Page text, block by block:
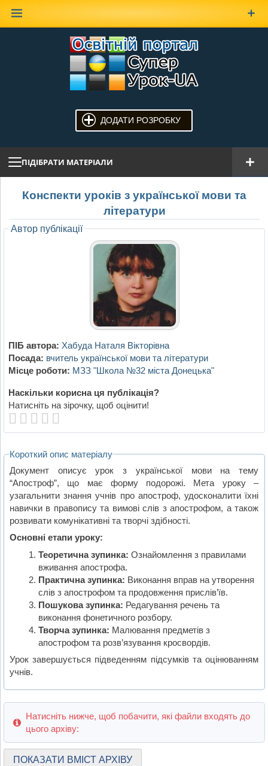
ДОДАТИ РОЗРОБКУ
ПІДІБРАТИ МАТЕРІАЛИ
Конспекти уроків з української мови та
літератури
Автор публікації
ПІБ автора: Хабуда Наталя Вікторівна
Посада: вчитель української мови та літератури
Місце роботи: МЗЗ "Школа №32 міста Донецька"
Наскільки корисна ця публікація?
Натисніть на зірочку, щоб оцінити!
Короткий опис матеріалу
Документ описує урок з української мови на тему
“Апостроф”, що має форму подорожі. Мета уроку –
узагальнити знання учнів про апостроф, удосконалити їхні
навички в правопису та вимові слів з апострофом, а також
розвивати комунікативні та творчі здібності.
Основні етапи уроку:
Теоретична зупинка: Ознайомлення з правилами
вживання апострофа.
Практична зупинка: Виконання вправ на утворення
слів з апострофом та продовження прислів’їв.
Пошукова зупинка: Редагування речень та
виконання фонетичного розбору.
Творча зупинка: Малювання предметів з
апострофом та розв’язування кросвордів.
Урок завершується підведенням підсумків та оцінюванням
учнів.
Натисніть нижче, щоб побачити, які файли входять до
цього архіву:
ПОКАЗАТИ ВМІСТ АРХІВУ